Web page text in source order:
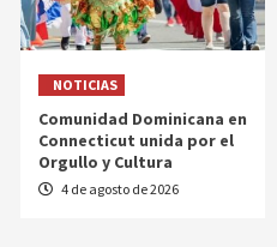
NOTICIAS
Comunidad Dominicana en
Connecticut unida por el
Orgullo y Cultura
4 de agosto de 2026